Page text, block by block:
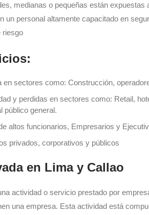
, medianas o pequeñas están expuestas
un personal altamente capacitado en
riesgo
en sectores como: Construcción,
y perdidas en sectores como: Retail,
público general.
altos funcionarios, Empresarios y
privados, corporativos y públicos
en Lima y Callao
actividad o servicio prestado por
una empresa. Esta actividad está